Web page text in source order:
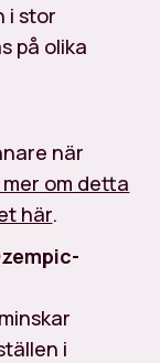
i stor
på olika
när
mer om detta
här.
i